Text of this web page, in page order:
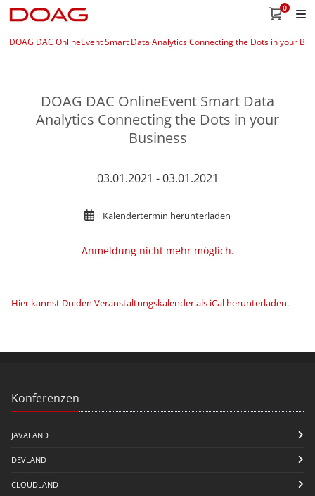
0
DOAG DAC OnlineEvent Smart Data Analytics Connecting the Dots in your
DOAG DAC OnlineEvent Smart Data
Analytics Connecting the Dots in your
Business
03.01.2021 - 03.01.2021
Kalendertermin herunterladen
Anmeldung nicht mehr möglich.
Hier kannst Du den Veranstaltungskalender als iCal herunterladen.
Konferenzen
JAVALAND
DEVLAND
CLOUDLAND